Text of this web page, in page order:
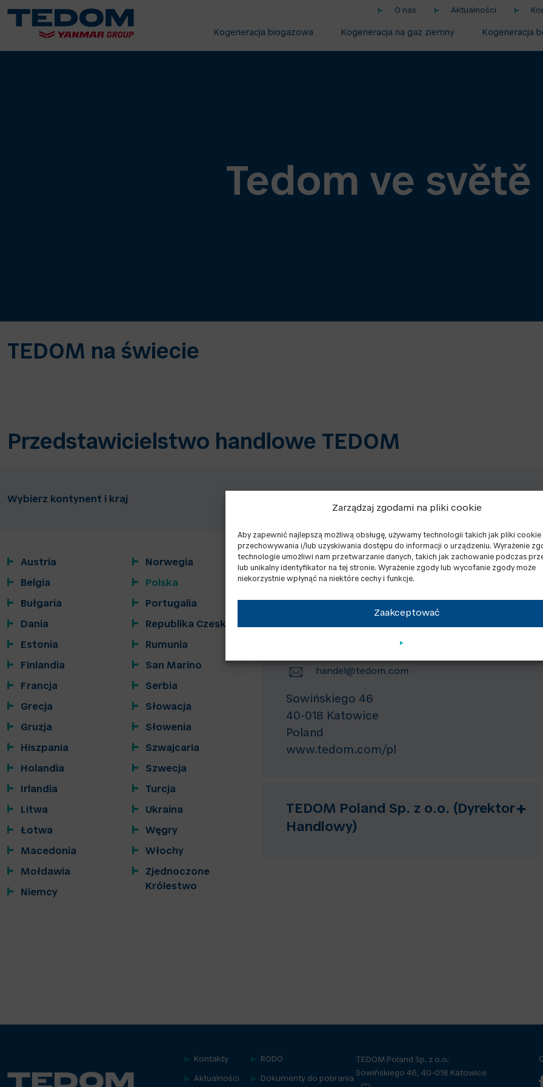
Zarządzaj zgodami na pliki cookie
Aby zapewnić najlepszą możliwą obsługę, używamy technologii takich jak pliki cookie
przechowywania i/lub uzyskiwania dostępu do informacji o urządzeniu. Wyrażenie
technologie umożliwi nam przetwarzanie danych, takich jak zachowanie podczas
lub unikalny identyfikator na tej stronie. Wyrażenie zgody lub wycofanie zgody może
niekorzystnie wpłynąć na niektóre cechy i funkcje.
Zaakceptować
O nas Aktualności
Kogeneracja biogazowa Kogeneracja na gaz ziemny Kogeneracja
Tedom ve světě
TEDOM na świecie
Przedstawicielstwo handlowe TEDOM
Wybierz kontynent i kraj
Austria
Belgia
Bułgaria
Dania
Estonia
Finlandia
Francja
Grecja
Gruzja
Hiszpania
Holandia
Irlandia
Litwa
Łotwa
Macedonia
Mołdawia
Niemcy
Norwegia
Polska
Portugalia
Republika Czeska
Rumunia
San Marino
Serbia
Słowacja
Słowenia
Szwajcaria
Szwecja
Turcja
Ukraina
Węgry
Włochy
Zjednoczone
Królestwo
TEDOM Poland Sp. z o.o. (Handel)
Dział handlowy
handel@tedom.com
Sowińskiego 46
40-018 Katowice
Poland
www.tedom.com/pl
TEDOM Poland Sp. z o.o. (Dyrektor
Handlowy)
+
Kontakty RODO
Aktualności Dokumenty do pobrania
TEDOM Poland Sp. z o.o.
Sowińskiego 46, 40-018 Katowice